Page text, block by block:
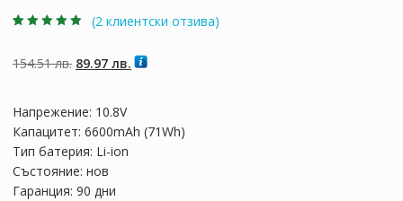
потребителски
оценки
(2 клиентски отзива)
154.51лв. Original
154.51 лв..
89.97 лв.Текущата
Напрежение: 10.8V
Капацитет: 6600mAh (71Wh)
Тип батерия: Li-ion
Състояние: нов
Гаранция: 90 дни